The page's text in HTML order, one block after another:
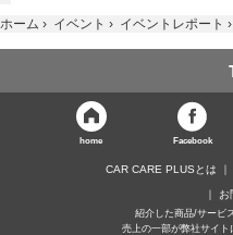
ホーム › イベント › イベントレポート ›
home Facebook
CAR CARE PLUSとは
お
紹介した商品/サービ
売上の一部が弊社サイト